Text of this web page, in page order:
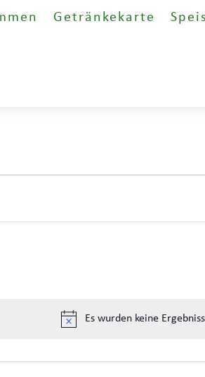
Getränkekarte
Hinweis
Es wurden keine